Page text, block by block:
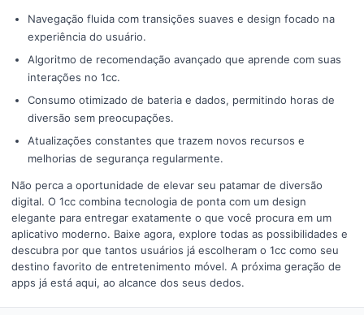
Navegação fluida com transições suaves e design focado na
experiência do usuário.
Algoritmo de recomendação avançado que aprende com suas
interações no 1cc.
Consumo otimizado de bateria e dados, permitindo horas de
diversão sem preocupações.
Atualizações constantes que trazem novos recursos e
melhorias de segurança regularmente.
Não perca a oportunidade de elevar seu patamar de diversão
digital. O 1cc combina tecnologia de ponta com um design
elegante para entregar exatamente o que você procura em um
aplicativo moderno. Baixe agora, explore todas as possibilidades e
descubra por que tantos usuários já escolheram o 1cc como seu
destino favorito de entretenimento móvel. A próxima geração de
apps já está aqui, ao alcance dos seus dedos.